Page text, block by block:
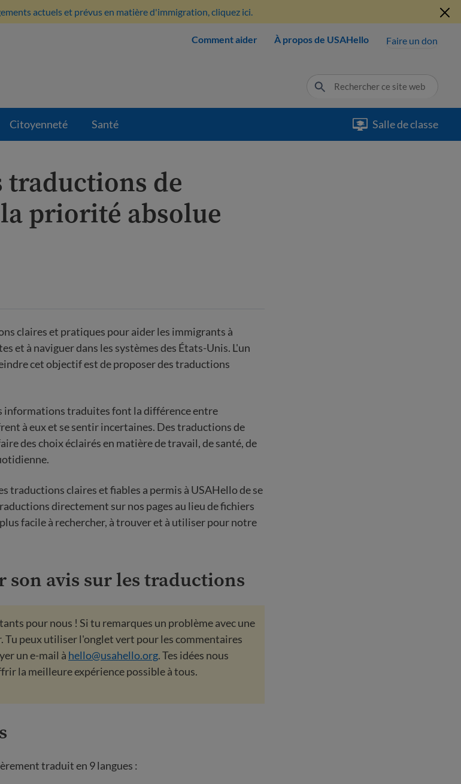
actuels et prévus en matière d'immigration, cliquez ici.
Comment aider À propos de USAHello Faire un don
Citoyenneté Santé Salle de classe
traductions de
priorité absolue
claires et pratiques pour aider les immigrants à
et à naviguer dans les systèmes des États-Unis. L'un
cet objectif est de proposer des traductions
informations traduites font la différence entre
à eux et se sentir incertaines. Des traductions de
des choix éclairés en matière de travail, de santé, de
traductions claires et fiables a permis à USAHello de se
directement sur nos pages au lieu de fichiers
facile à rechercher, à trouver et à utiliser pour notre
son avis sur les traductions
pour nous ! Si tu remarques un problème avec une
peux utiliser l'onglet vert pour les commentaires
un e-mail à hello@usahello.org. Tes idées nous
la meilleure expérience possible à tous.
traduit en 9 langues :